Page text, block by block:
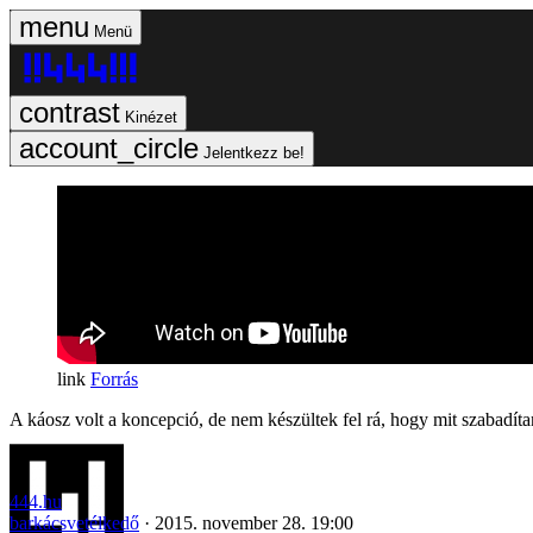
Menü
Kinézet
Jelentkezz be!
Forrás
A káosz volt a koncepció, de nem készültek fel rá, hogy mit
444.hu
barkácsvetélkedő
2015. november 28. 19:00